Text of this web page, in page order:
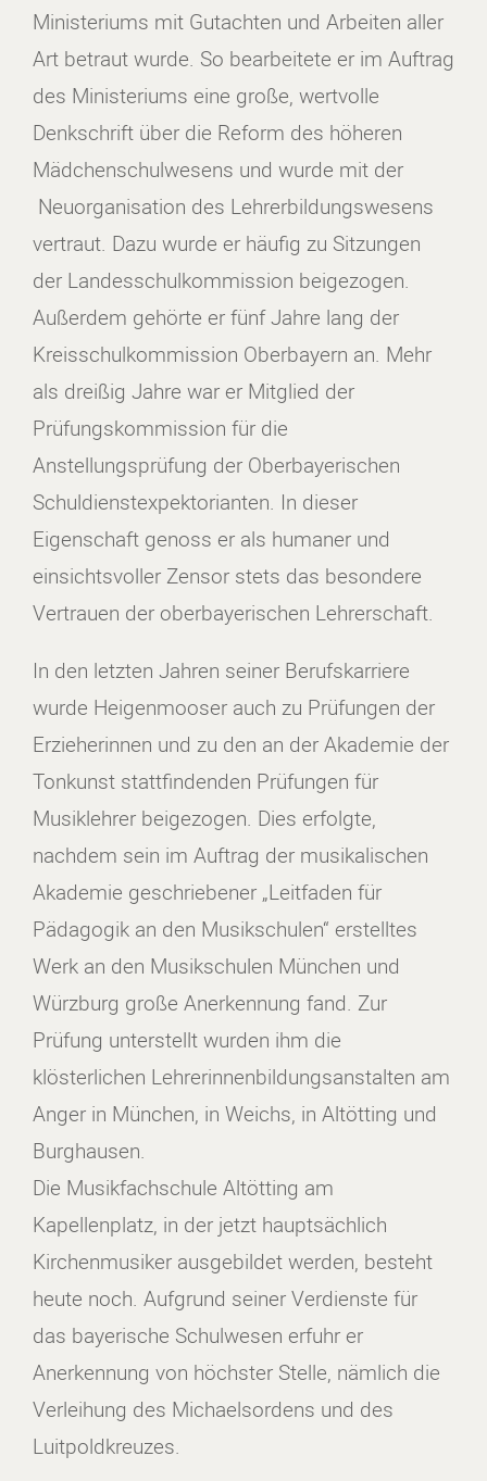
Ministeriums mit Gutachten und Arbeiten aller
Art betraut wurde. So bearbeitete er im Auftrag
des Ministeriums eine große, wertvolle
Denkschrift über die Reform des höheren
Mädchenschulwesens und wurde mit der
Neuorganisation des Lehrerbildungswesens
vertraut. Dazu wurde er häufig zu Sitzungen
der Landesschulkommission beigezogen.
Außerdem gehörte er fünf Jahre lang der
Kreisschulkommission Oberbayern an. Mehr
als dreißig Jahre war er Mitglied der
Prüfungskommission für die
Anstellungsprüfung der Oberbayerischen
Schuldienstexpektorianten. In dieser
Eigenschaft genoss er als humaner und
einsichtsvoller Zensor stets das besondere
Vertrauen der oberbayerischen Lehrerschaft.
In den letzten Jahren seiner Berufskarriere
wurde Heigenmooser auch zu Prüfungen der
Erzieherinnen und zu den an der Akademie der
Tonkunst stattfindenden Prüfungen für
Musiklehrer beigezogen. Dies erfolgte,
nachdem sein im Auftrag der musikalischen
Akademie geschriebener „Leitfaden für
Pädagogik an den Musikschulen“ erstelltes
Werk an den Musikschulen München und
Würzburg große Anerkennung fand. Zur
Prüfung unterstellt wurden ihm die
klösterlichen Lehrerinnenbildungsanstalten am
Anger in München, in Weichs, in Altötting und
Burghausen.
Die Musikfachschule Altötting am
Kapellenplatz, in der jetzt hauptsächlich
Kirchenmusiker ausgebildet werden, besteht
heute noch. Aufgrund seiner Verdienste für
das bayerische Schulwesen erfuhr er
Anerkennung von höchster Stelle, nämlich die
Verleihung des Michaelsordens und des
Luitpoldkreuzes.